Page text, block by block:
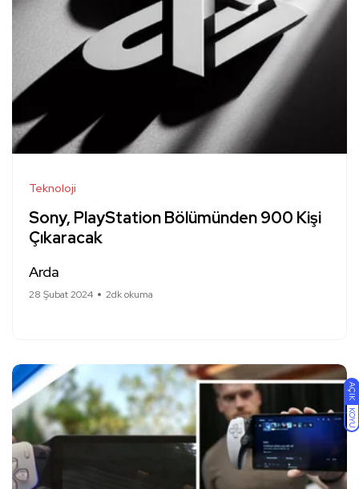
AÇIK
KOYU
Teknoloji
Sony, PlayStation Bölümünden 900 Kişi
Çıkaracak
Arda
28 Şubat 2024 2dk okuma